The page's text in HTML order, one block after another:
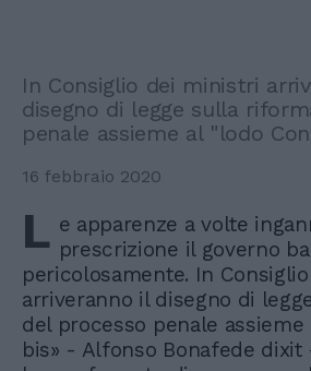
In Consiglio dei ministri
disegno di legge sulla
penale assieme al "lodo
16 febbraio 2020
L e apparenze a volte
prescrizione il governo
pericolosamente. In
arriveranno il disegno di
del processo penale assieme
bis» - Alfonso Bonafede dixit